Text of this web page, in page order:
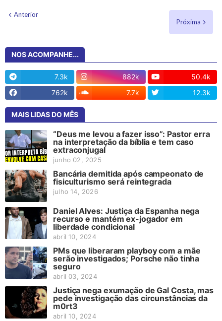
Anterior
Próxima
NOS ACOMPANHE...
7.3k 882k
50.4k
762k
7.7k 12.3k
MAIS LIDAS DO MÊS
“Deus me levou a fazer isso”: Pastor erra
na interpretação da bíblia e tem caso
extraconjugal
junho 02, 2025
Bancária demitida após campeonato de
fisiculturismo será reintegrada
julho 14, 2026
Daniel Alves: Justiça da Espanha nega
recurso e mantém ex-jogador em
liberdade condicional
abril 10, 2024
PMs que liberaram playboy com a mãe
serão investigados; Porsche não tinha
seguro
abril 03, 2024
Justiça nega exumação de Gal Costa, mas
pede investigação das circunstâncias da
m0rt3
abril 10, 2024